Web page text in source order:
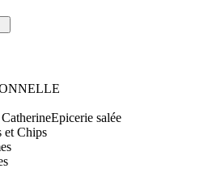
Epicerie salée
et Chips